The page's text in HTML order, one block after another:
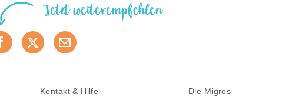
Jetzt weiterempfehlen
Kontakt & Hilfe Die Migros